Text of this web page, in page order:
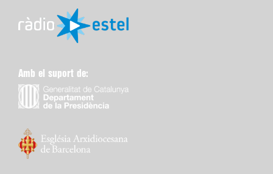
Amb el suport de: